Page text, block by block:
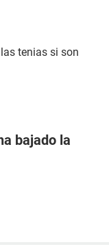
tenias si son
bajado la